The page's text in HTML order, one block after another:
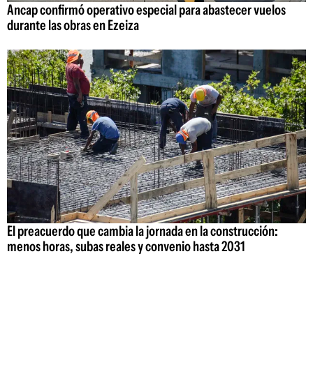
Ancap confirmó operativo especial para abastecer vuelos
durante las obras en Ezeiza
El preacuerdo que cambia la jornada en la construcción:
menos horas, subas reales y convenio hasta 2031